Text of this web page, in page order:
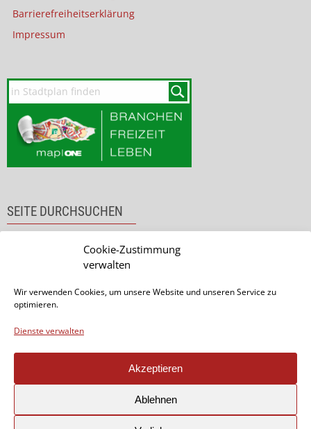
Cookie-Zustimmung
verwalten
Wir verwenden Cookies, um unsere Website und unseren Service zu
optimieren.
Dienste verwalten
Akzeptieren
Ablehnen
Barrierefreiheitserklärung
Impressum
SEITE DURCHSUCHEN